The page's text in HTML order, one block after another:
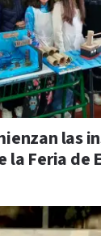
las
la Feria de